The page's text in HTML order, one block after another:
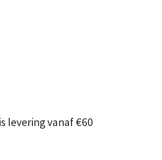
levering vanaf €60